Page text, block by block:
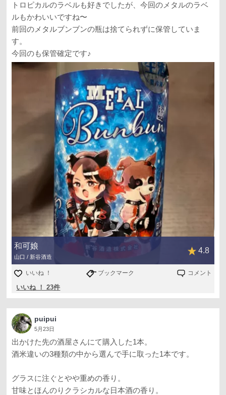
トロピカルのラベルも好きでしたが、今回のメタルのラベ
ルもかわいいですね〜
前回のメタルブンブンの瓶は捨てられずに保管していま
す。
今回のも保管確定です♪
和可娘
山口 / 新谷酒造
4.8
いいね ！ ブックマーク コメント
いいね ！ 23件
puipui
5月23日
出かけた先の酒屋さんにて購入した1本。
酒米違いの3種類の中から選んで手に取った1本です。
グラスに注ぐとやや重めの香り。
甘味とほんのりクラシカルな日本酒の香り。